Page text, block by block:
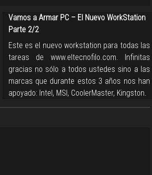
Vamos a Armar PC – El Nuevo WorkStation
Parte 2/2
Este es el nuevo workstation para todas las
tareas de www.eltecnofilo.com. Infinitas
gracias no sólo a todos ustedes sino a las
marcas que durante estos 3 años nos han
apoyado: Intel, MSI, CoolerMaster, Kingston.